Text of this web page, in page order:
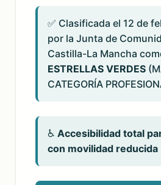
✅ Clasificada el 12 de
por la Junta de
Castilla-La Mancha
ESTRELLAS VERDES
CATEGORÍA
♿ Accesibilidad total
con movilidad reducida